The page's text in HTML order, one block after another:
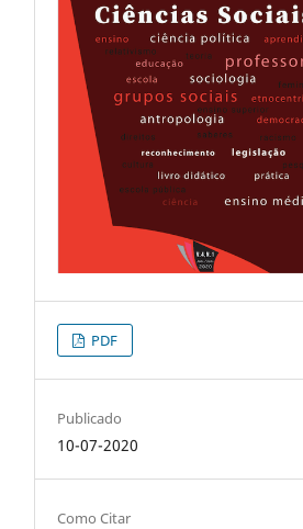
PDF
Publicado
10-07-2020
Como Citar